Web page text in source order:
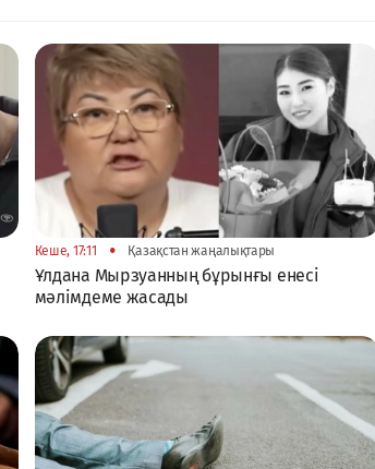
Кеше, 17:11 • Қазақстан жаңалықтары
Ұлдана Мырзуанның бұрынғы енесі
мәлімдеме жасады